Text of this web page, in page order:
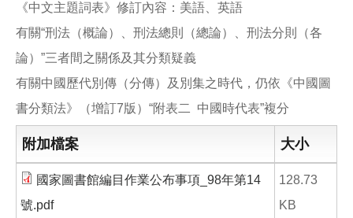
《中文主題詞表》修訂內容：美語、英語
有關“刑法（概論）、刑法總則（總論）、刑法分則（各
論）”三者間之關係及其分類疑義
有關中國歷代別傳（分傳）及別集之時代，仍依《中國圖
書分類法》（增訂7版）“附表二 中國時代表”複分
附加檔案 大小
國家圖書館編目作業公布事項_98年第14
號.pdf
128.73
KB